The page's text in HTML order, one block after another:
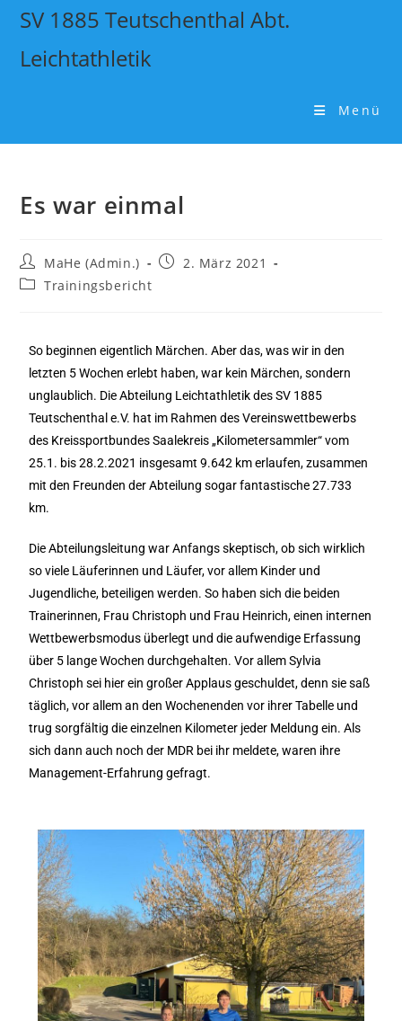
SV 1885 Teutschenthal Abt.
Leichtathletik
Menü
Es war einmal
MaHe (Admin.)
2. März 2021
Trainingsbericht
So beginnen eigentlich Märchen. Aber das, was wir in den
letzten 5 Wochen erlebt haben, war kein Märchen, sondern
unglaublich. Die Abteilung Leichtathletik des SV 1885
Teutschenthal e.V. hat im Rahmen des Vereinswettbewerbs
des Kreissportbundes Saalekreis „Kilometersammler“ vom
25.1. bis 28.2.2021 insgesamt 9.642 km erlaufen, zusammen
mit den Freunden der Abteilung sogar fantastische 27.733
km.
Die Abteilungsleitung war Anfangs skeptisch, ob sich wirklich
so viele Läuferinnen und Läufer, vor allem Kinder und
Jugendliche, beteiligen werden. So haben sich die beiden
Trainerinnen, Frau Christoph und Frau Heinrich, einen internen
Wettbewerbsmodus überlegt und die aufwendige Erfassung
über 5 lange Wochen durchgehalten. Vor allem Sylvia
Christoph sei hier ein großer Applaus geschuldet, denn sie saß
täglich, vor allem an den Wochenenden vor ihrer Tabelle und
trug sorgfältig die einzelnen Kilometer jeder Meldung ein. Als
sich dann auch noch der MDR bei ihr meldete, waren ihre
Management-Erfahrung gefragt.